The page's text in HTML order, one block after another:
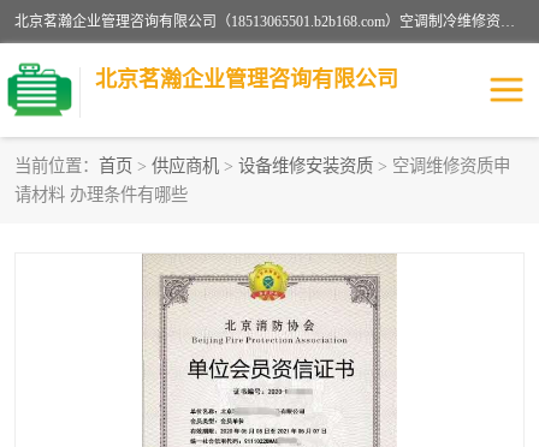
北京茗瀚企业管理咨询有限公司（18513065501.b2b168.com）空调制冷维修资质,油烟管道清洗资质,清洗行业资质公司秉承“顾客至上，锐意进缺的经营理念，我们提供高质量的产品，坚持“客户”的原则为广大客户提供贴心服务。如果你对公司的产品感兴趣，可以联系高经理，我们会用好的产品和服务让您满意。
北京茗瀚企业管理咨询有限公司
当前位置： 首页 > 供应商机 > 设备维修安装资质 > 空调维修资质申
请材料 办理条件有哪些
烟道清洗资质
认证服务
防爆电气维修安装资质 空调制冷维修安装资质
矿用设备检修资质